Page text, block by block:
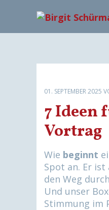
01. SEPTEMBER 2025
7 Ideen
Vortrag
Wie beginnt
Spot an. Er
den Weg
Und unser
Stimmung im